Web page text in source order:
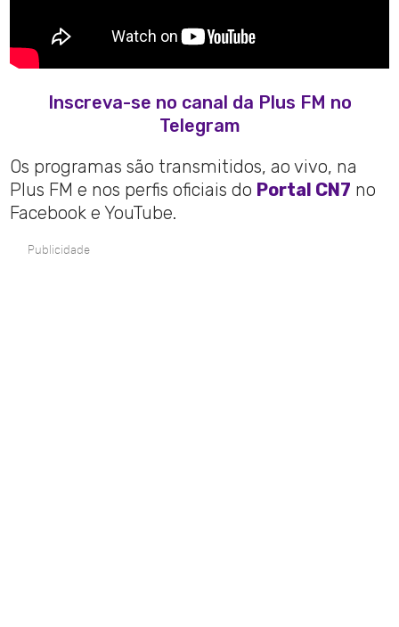
Inscreva-se no canal da Plus FM no
Telegram
Os programas são transmitidos, ao vivo, na
Plus FM e nos perfis oficiais do Portal CN7 no
Facebook e YouTube.
Publicidade